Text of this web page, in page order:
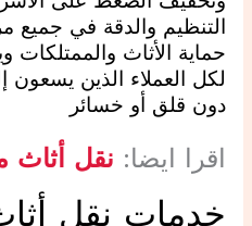
التنظيم والدقة في جميع
حماية الأثاث والممتلكات
لكل العملاء الذين
دون قلق أو خسائر
اقرا ايضا: نقل
خدمات نقل